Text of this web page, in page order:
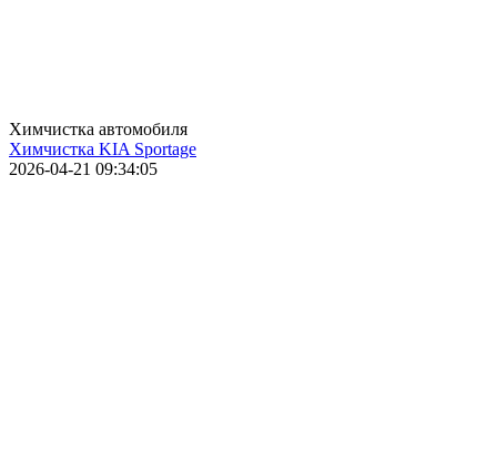
Химчистка автомобиля
Химчистка KIA Sportage
2026-04-21 09:34:05